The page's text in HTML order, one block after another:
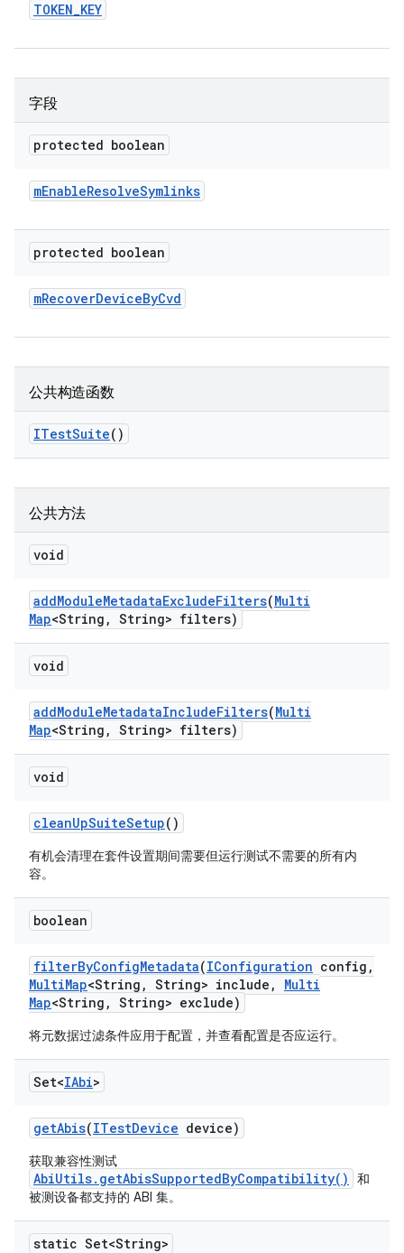
TOKEN_KEY
字段
protected boolean
mEnableResolveSymlinks
protected boolean
mRecoverDeviceByCvd
公共构造函数
ITestSuite()
公共方法
void
addModuleMetadataExcludeFilters(Multi
Map<String , String> filters)
void
addModuleMetadataIncludeFilters(Multi
Map<String , String> filters)
void
cleanUpSuiteSetup()
有机会清理在套件设置期间需要但运行测试不需要的所有内
容。
boolean
filterByConfigMetadata(IConfiguration config ,
MultiMap<String , String> include ,
Multi
Map<String , String> exclude)
将元数据过滤条件应用于配置，并查看配置是否应运行。
Set<IAbi>
getAbis(ITestDevice device)
获取兼容性测试
AbiUtils.getAbisSupportedByCompatibility()
和
被测设备都支持的 ABI 集。
static Set<String>